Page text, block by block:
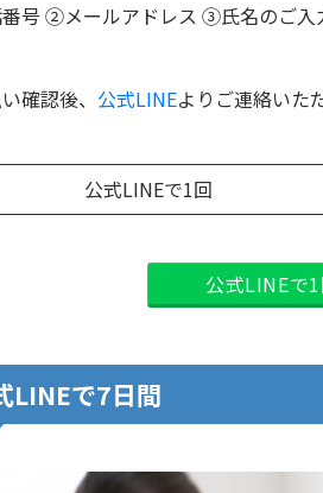
号 ②メールアドレス ③氏名のご入
確認後、 公式LINEよりご連絡いた
公式LINEで1回
公式LINEで
LINEで7日間